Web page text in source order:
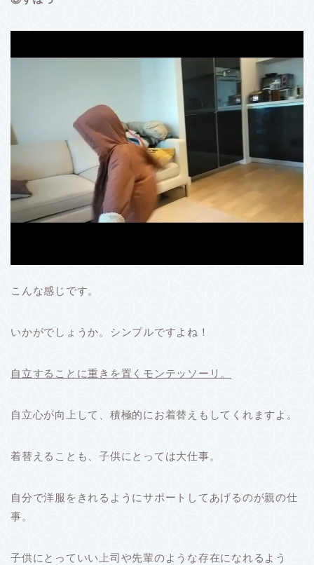
こんな感じです。
いかがでしょうか。シンプルですよね！
自立することに重きを置くモンテッソーリ。
自立心が向上して、積極的にお着替えもしてくれますよ。
着替えることも、子供にとっては大仕事。
自分で洋服をきれるようにサポートしてあげるのが親の仕
事。
子供にとっていい上司や先輩のような存在になれるよう